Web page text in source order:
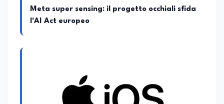
Meta super sensing: il progetto occhiali sfida
l'AI Act europeo